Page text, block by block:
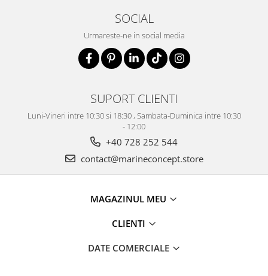
SOCIAL
Urmareste-ne in social media
SUPORT CLIENTI
Luni-Vineri intre 10:30 si 18:30 , Sambata-Duminica intre 10:30
- 12:00
+40 728 252 544
contact@marineconcept.store
MAGAZINUL MEU
CLIENTI
DATE COMERCIALE